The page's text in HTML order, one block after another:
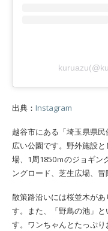
出典： Instagram
越谷市にある「埼玉県県
広い公園です。野外施設
場、1周1850ｍのジョギン
ングロード、芝生広場、冒
散策路沿いには桜並木が
す。また、「野鳥の池」
す。ワンちゃんとたっぷ